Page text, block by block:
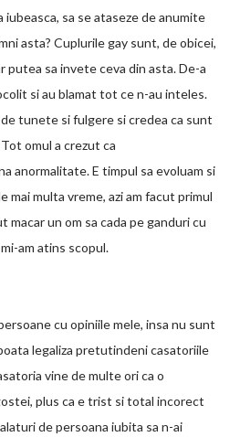
iubeasca, sa se ataseze de anumite
asta? Cuplurile gay sunt, de obicei,
putea sa invete ceva din asta. De-a
si au blamat tot ce n-au inteles.
tunete si fulgere si credea ca sunt
omul a crezut ca
anormalitate. E timpul sa evoluam si
mai multa vreme, azi am facut primul
macar un om sa cada pe ganduri cu
am atins scopul.
cu opiniile mele, insa nu sunt
legaliza pretutindeni casatoriile
vine de multe ori ca o
plus ca e trist si total incorect
de persoana iubita sa n-ai